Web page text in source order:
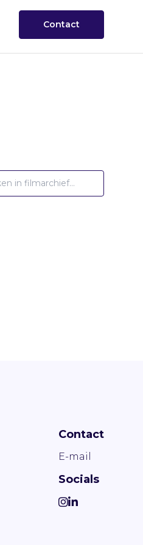
Contact
Contact
E-mail
Socials